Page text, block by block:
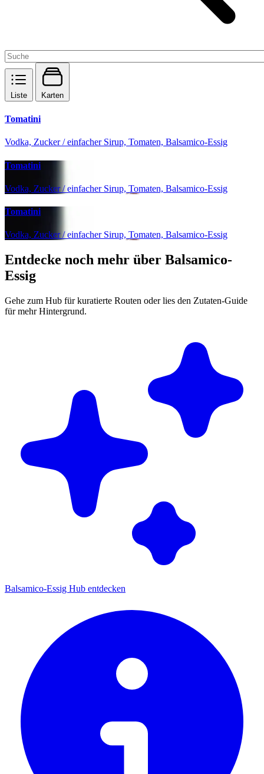
Liste Karten
Tomatini
Vodka, Zucker / einfacher Sirup, Tomaten, Balsamico-Essig
Tomatini
Vodka, Zucker / einfacher Sirup, Tomaten, Balsamico-Essig
Tomatini
Vodka, Zucker / einfacher Sirup, Tomaten, Balsamico-Essig
Entdecke noch mehr über Balsamico-
Essig
Gehe zum Hub für kuratierte Routen oder lies den Zutaten-Guide
für mehr Hintergrund.
Balsamico-Essig Hub entdecken